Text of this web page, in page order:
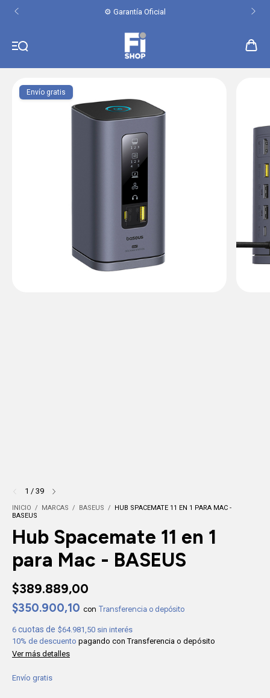
⚙️ Garantía Oficial
Envío gratis
1 / 39
INICIO / MARCAS / BASEUS /
HUB SPACEMATE 11 EN 1 PARA MAC -
BASEUS
Hub Spacemate 11 en 1
para Mac - BASEUS
$389.889,00
$350.900,10 con Transferencia o depósito
6 $64.981,50 sin interés
10% de descuento pagando con Transferencia o depósito
Ver más detalles
Envío gratis